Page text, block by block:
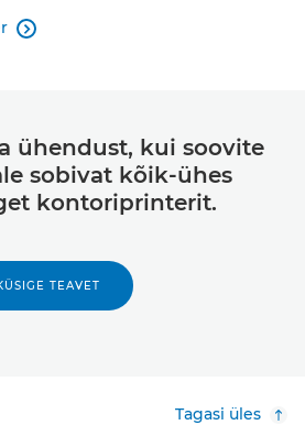

ühendust, kui soovite
sobivat kõik-ühes
kontoriprinterit.
TEAVET
Tagasi üles